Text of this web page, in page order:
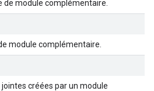
de module complémentaire.
module complémentaire.
créées par un module